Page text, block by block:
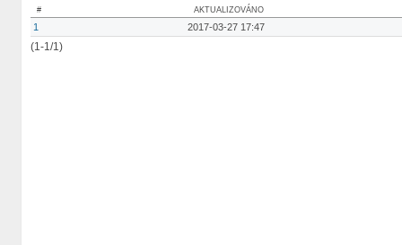
# AKTUALIZOVÁNO
1 2017-03-27 17:47
(1-1/1)